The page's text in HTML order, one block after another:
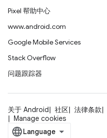
Pixel 帮助中心
www.android.com
Google Mobile Services
Stack Overflow
问题跟踪器
关于 Android 社区 法律条款
Manage cookies